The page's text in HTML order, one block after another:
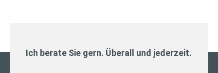
Ich berate Sie gern. Überall und jederzeit.